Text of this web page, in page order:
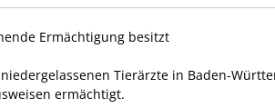
Ermächtigung besitzt
Tierärzte in Baden-
ermächtigt.